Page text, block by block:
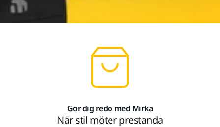
Gör dig redo med Mirka
När stil möter prestanda